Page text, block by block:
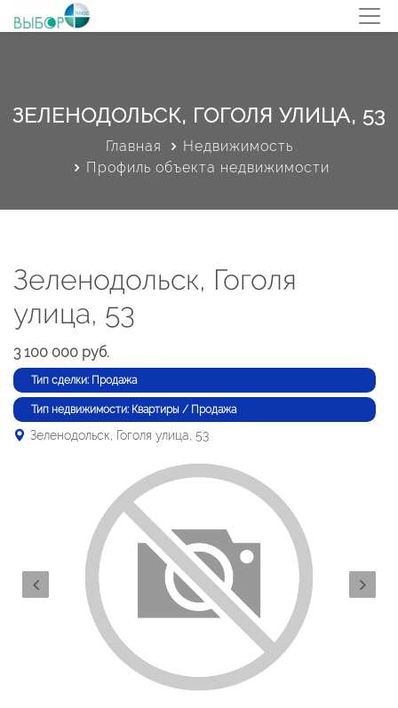
ЗЕЛЕНОДОЛЬСК, ГОГОЛЯ УЛИЦА, 53
Главная
Недвижимость
Профиль объекта недвижимости
Зеленодольск, Гоголя
улица, 53
3 100 000 руб.
Тип сделки: Продажа
Тип недвижимости: Квартиры / Продажа
Зеленодольск, Гоголя улица, 53